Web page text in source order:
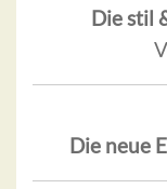
Die stil
Die neue